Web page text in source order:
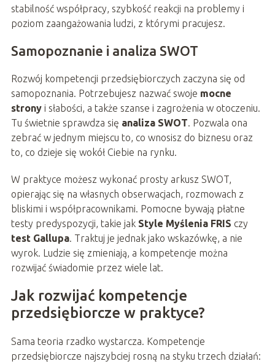
stabilność współpracy, szybkość reakcji na problemy i
poziom zaangażowania ludzi, z którymi pracujesz.
Samopoznanie i analiza SWOT
Rozwój kompetencji przedsiębiorczych zaczyna się od
samopoznania. Potrzebujesz nazwać swoje mocne
stronyi słabości, a także szanse i zagrożenia w otoczeniu.
Tu świetnie sprawdza się analiza SWOT. Pozwala ona
zebrać w jednym miejscu to, co wnosisz do biznesu oraz
to, co dzieje się wokół Ciebie na rynku.
W praktyce możesz wykonać prosty arkusz SWOT,
opierając się na własnych obserwacjach, rozmowach z
bliskimi i współpracownikami. Pomocne bywają płatne
testy predyspozycji, takie jak Style Myślenia FRIS czy
test Gallupa. Traktuj je jednak jako wskazówkę, a nie
wyrok. Ludzie się zmieniają, a kompetencje można
rozwijać świadomie przez wiele lat.
Jak rozwijać kompetencje
przedsiębiorcze w praktyce?
Sama teoria rzadko wystarcza. Kompetencje
przedsiębiorcze najszybciej rosną na styku trzech działań: